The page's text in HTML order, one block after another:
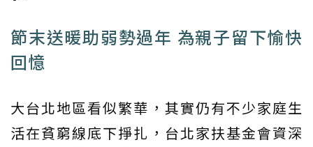
節末送暖助弱勢過年 為親子留下愉快
回憶
大台北地區看似繁華，其實仍有不少家庭生
活在貧窮線底下掙扎，台北家扶基金會資深